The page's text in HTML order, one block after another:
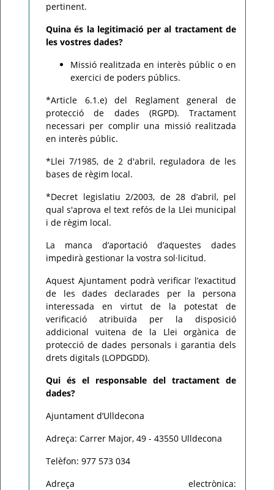
pertinent.
Quina és la legitimació per al tractament de
les vostres dades?
Missió realitzada en interès públic o en
exercici de poders públics.
*Article 6.1.e) del Reglament general de
protecció de dades (RGPD). Tractament
necessari per complir una missió realitzada
en interès públic.
*Llei 7/1985, de 2 d'abril, reguladora de les
bases de règim local.
*Decret legislatiu 2/2003, de 28 d’abril, pel
qual s'aprova el text refós de la Llei municipal
i de règim local.
La manca d’aportació d’aquestes dades
impedirà gestionar la vostra sol·licitud.
Aquest Ajuntament podrà verificar l’exactitud
de les dades declarades per la persona
interessada en virtut de la potestat de
verificació atribuïda per la disposició
addicional vuitena de la Llei orgànica de
protecció de dades personals i garantia dels
drets digitals (LOPDGDD).
Qui és el responsable del tractament de
dades?
Ajuntament d’Ulldecona
Adreça: Carrer Major, 49 - 43550 Ulldecona
Telèfon: 977 573 034
Adreça electrònica: